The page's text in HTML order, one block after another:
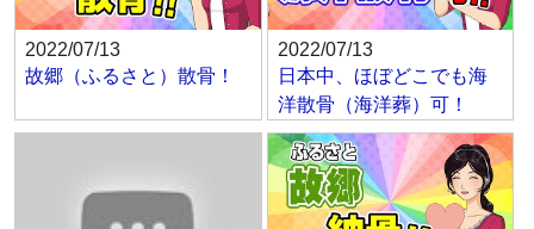
2022/07/13
故郷（ふるさと）散骨！
2022/07/13
日本中、ほぼどこでも海
洋散骨（海洋葬）可！